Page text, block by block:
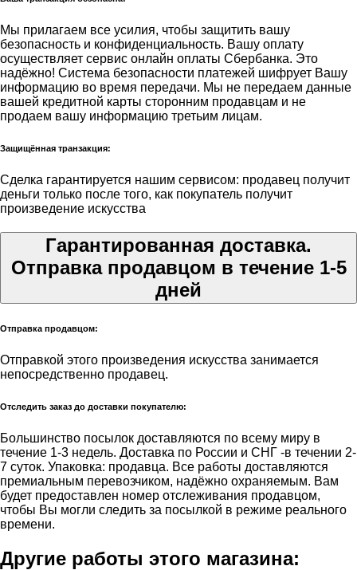
Мы прилагаем все усилия, чтобы защитить вашу
безопасность и конфиденциальность. Вашу оплату
осуществляет сервис онлайн оплаты Сбербанка. Это
надёжно! Система безопасности платежей шифрует Вашу
информацию во время передачи. Мы не передаем данные
вашей кредитной карты сторонним продавцам и не
продаем вашу информацию третьим лицам.
Защищённая транзакция:
Сделка гарантируется нашим сервисом: продавец получит
деньги только после того, как покупатель получит
произведение искусства
Гарантированная доставка.
Отправка продавцом в течение 1-5
дней
Отправка продавцом:
Отправкой этого произведения искусства занимается
непосредственно продавец.
Отследить заказ до доставки покупателю:
Большинство посылок доставляются по всему миру в
течение 1-3 недель. Доставка по России и СНГ -в течении 2-
7 суток. Упаковка: продавца. Все работы доставляются
премиальным перевозчиком, надёжно охраняемым. Вам
будет предоставлен номер отслеживания продавцом,
чтобы Вы могли следить за посылкой в режиме реального
времени.
Другие работы этого магазина: